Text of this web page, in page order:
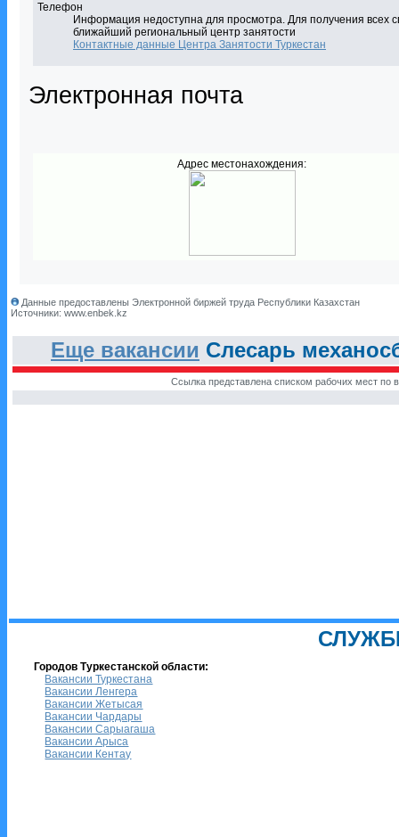
Телефон
Информация недоступна для просмотра. Для получения всех
ближайший региональный центр занятости
Контактные данные Центра Занятости Туркестан
Электронная почта
Адрес местонахождения:
Данные предоставлены Электронной биржей труда Республики Казахстан
Источники: www.enbek.kz
Еще вакансии Слесарь
Ссылка представлена списком рабочих мест по
Городов Туркестанской области:
Вакансии Туркестана
Вакансии Ленгера
Вакансии Жетысая
Вакансии Чардары
Вакансии Сарыагаша
Вакансии Арыса
Вакансии Кентау